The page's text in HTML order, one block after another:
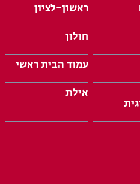
ראשון-לציון
חולון
עמוד הבית ראשי
אילת